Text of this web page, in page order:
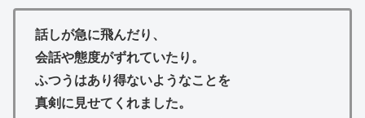
話しが急に飛んだり、
会話や態度がずれていたり。
ふつうはあり得ないようなことを
真剣に見せてくれました。